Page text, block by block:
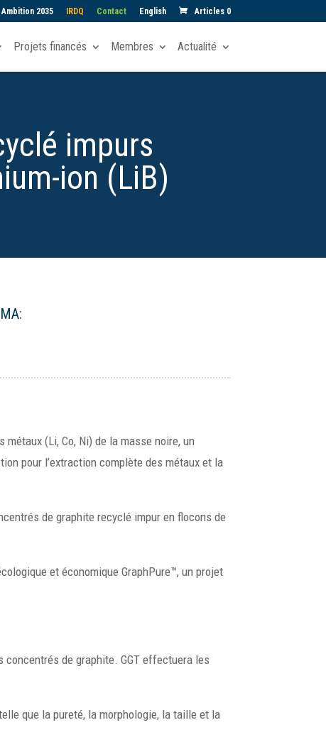
Ambition 2035 IRDQ Contact English Articles 0
Projets financés Membres Actualité
impurs
ion (LiB)
(Li, Co, Ni) de la masse noire, un
pour l’extraction complète des métaux et la
de graphite recyclé impur en flocons de
et économique GraphPure™, un projet
concentrés de graphite. GGT effectuera les
que la pureté, la morphologie, la taille et la